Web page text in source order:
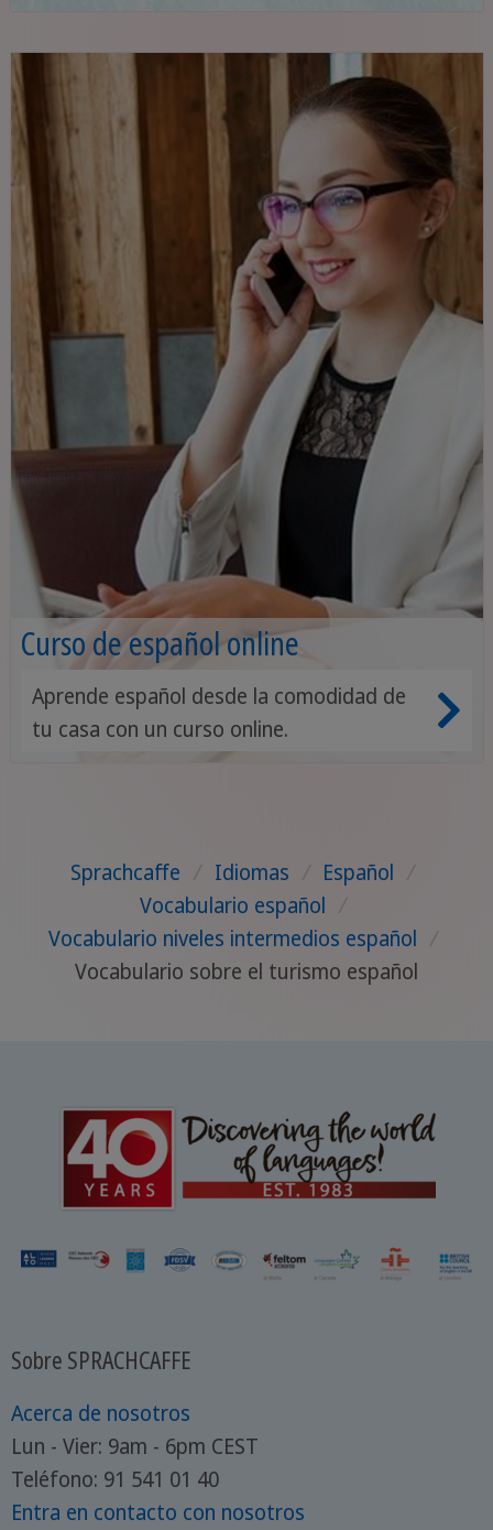
Curso de español online
Aprende español desde la comodidad de
tu casa con un curso online.
Sprachcaffe / Idiomas / Español /
Vocabulario español /
Vocabulario niveles intermedios español /
Vocabulario sobre el turismo español
Sobre SPRACHCAFFE
Acerca de nosotros
Lun - Vier: 9am - 6pm CEST
Teléfono: 91 541 01 40
Entra en contacto con nosotros